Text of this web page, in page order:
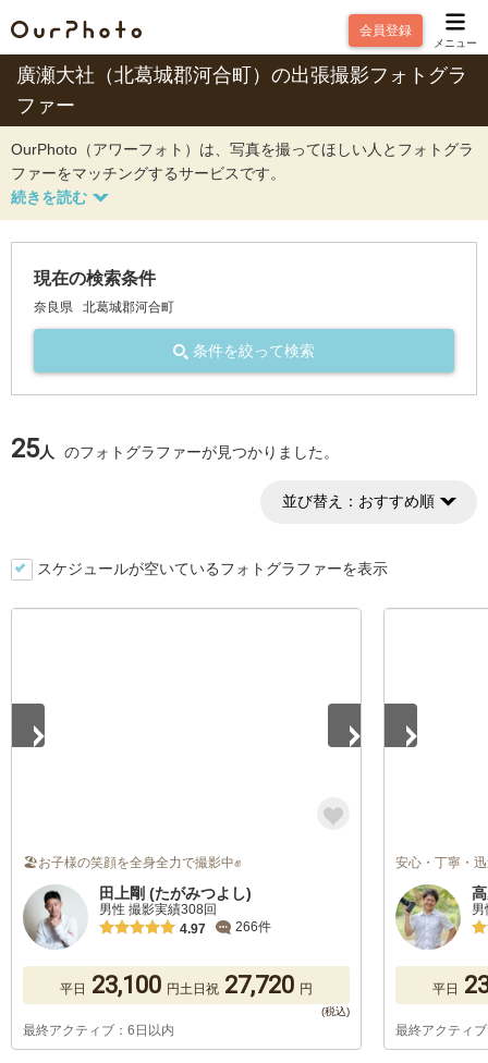
会員登録
メニュー
廣瀬大社（北葛城郡河合町）の出張撮影フォトグラ
ファー
OurPhoto（アワーフォト）は、写真を撮ってほしい人とフォトグラ
ファーをマッチングするサービスです。
現在の検索条件
奈良県 北葛城郡河合町
条件を絞って検索
25人 のフォトグラファーが見つかりました。
並び替え： おすすめ順
スケジュールが空いているフォトグラファーを表示
🏖お子様の笑顔を全身全力で撮影中✊
田上剛 (たがみつよし)
男性 撮影実績308回
4.97
266件
平日 23,100 円土日祝 27,720 円
最終アクティブ：6日以内
安心・丁寧・
平日
最終アクティ